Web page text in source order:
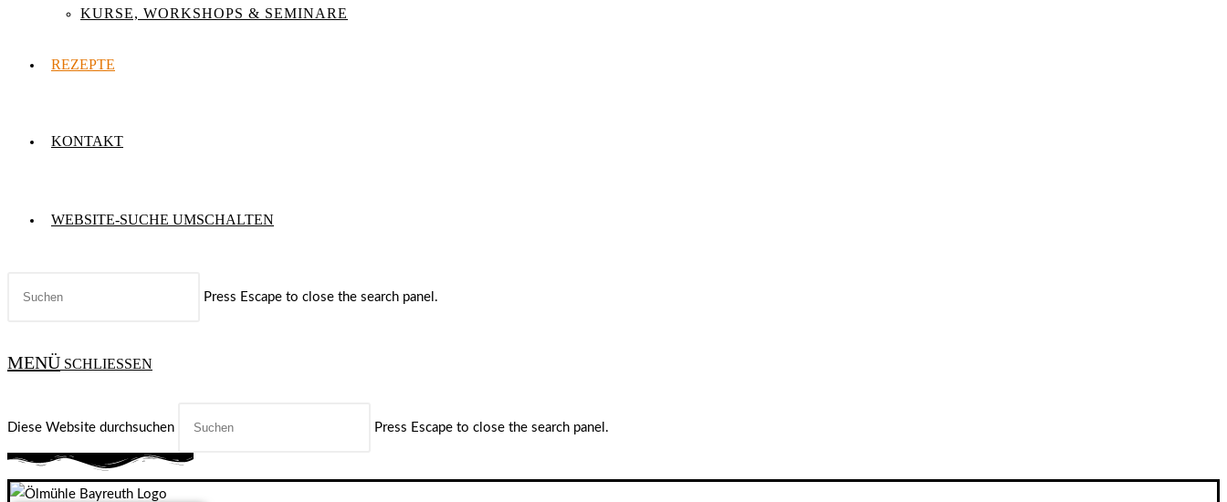
KURSE, WORKSHOPS & SEMINARE
REZEPTE
KONTAKT
WEBSITE-SUCHE UMSCHALTEN
Press Escape to close the search panel.
MENÜ SCHLIESSEN
Diese Website durchsuchen Press Escape to close the search panel.